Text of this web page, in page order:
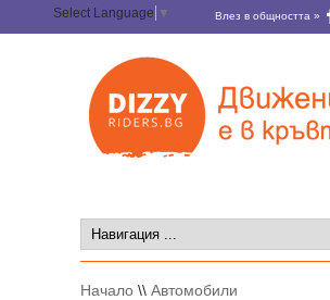
Select Language ▼ Влез в общността »
Начало \\ Автомобили